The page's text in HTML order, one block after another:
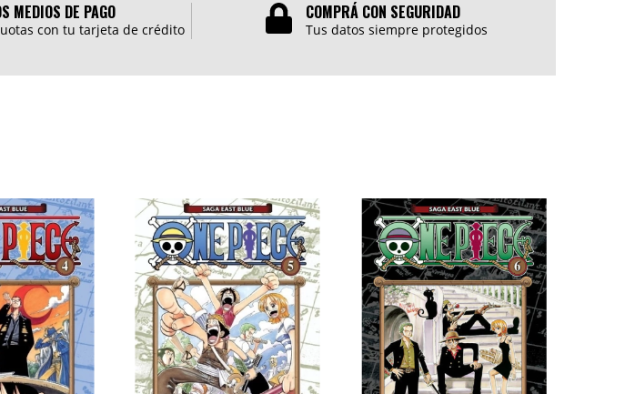
MEDIOS DE PAGO
con tu tarjeta de crédito
COMPRÁ CON SEGURIDAD
Tus datos siempre protegidos